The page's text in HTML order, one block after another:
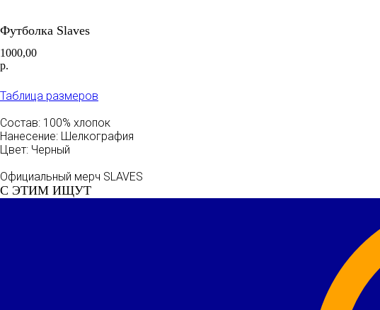
Футболка Slaves
1000,00
р.
Таблица размеров
Состав: 100% хлопок
Нанесение: Шелкография
Цвет: Черный
Официальный мерч SLAVES
С ЭТИМ ИЩУТ